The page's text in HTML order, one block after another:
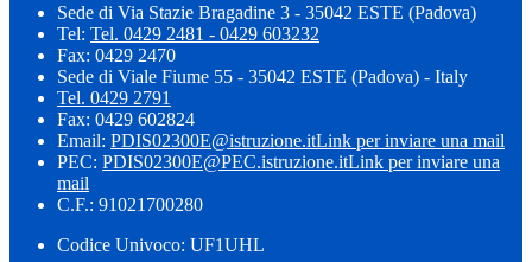
Sede di Via Stazie Bragadine 3 - 35042 ESTE (Padova)
Tel: Tel. 0429 2481 - 0429 603232
Fax: 0429 2470
Sede di Viale Fiume 55 - 35042 ESTE (Padova) - Italy
Tel. 0429 2791
Fax: 0429 602824
Email: PDIS02300E@istruzione.itLink per inviare una mail
PEC: PDIS02300E@PEC.istruzione.itLink per inviare una
mail
C.F.: 91021700280
Codice Univoco: UF1UHL